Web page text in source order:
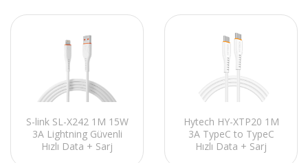
S-link SL-X242 1M 15W
3A Lightning Güvenli
Hızlı Data + Sarj
Hytech HY-XTP20 1M
3A TypeC to TypeC
Hızlı Data + Sarj